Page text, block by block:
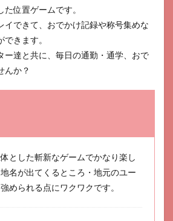
位置ゲームです。
イできて、おでかけ記録や称号集めな
きます。
ー達と共に、毎日の通勤・通学、おで
んか？
とした斬新なゲームでかなり楽し
名が出てくるところ・地元のユー
められる点にワクワクです。